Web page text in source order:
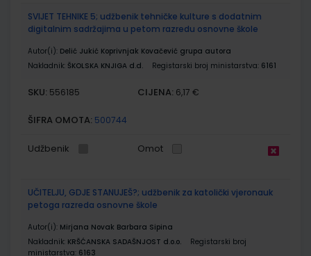
SVIJET TEHNIKE 5; udžbenik tehničke kulture s dodatnim
digitalnim sadržajima u petom razredu osnovne škole
Autor(i): Delić Jukić Koprivnjak Kovačević grupa autora
Nakladnik: ŠKOLSKA KNJIGA d.d. Registarski broj ministarstva: 6161
SKU: 556185 CIJENA: 6,17 €
ŠIFRA OMOTA: 500744
Udžbenik Omot
UČITELJU, GDJE STANUJEŠ?; udžbenik za katolički vjeronauk
petoga razreda osnovne škole
Autor(i): Mirjana Novak Barbara Sipina
Nakladnik: KRŠĆANSKA SADAŠNJOST d.o.o.
Registarski broj
ministarstva: 6163